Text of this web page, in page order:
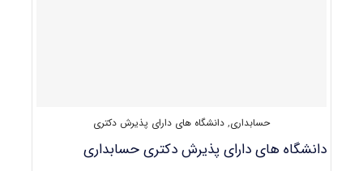
حسابداری, دانشگاه های دارای پذیرش دکتری
دانشگاه های دارای پذیرش دکتری حسابداری